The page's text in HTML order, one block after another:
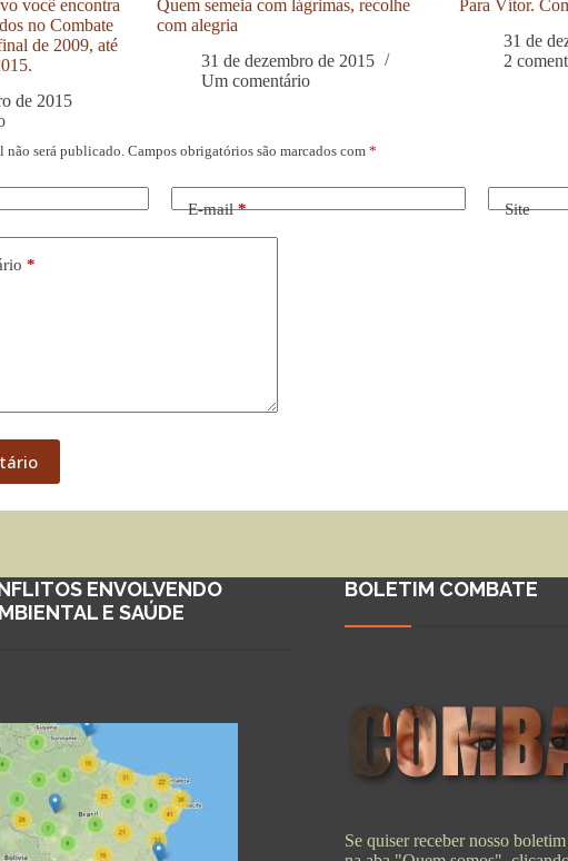
você encontra
no Combate
de 2009, até
de 2015
Quem semeia com lágrimas, recolhe
com alegria
31 de dezembro de 2015
Um comentário
Para Vítor.
31 de
2
não será publicado. Campos obrigatórios são marcados com *
E-mail* Site
*
ENVOLVENDO
E SAÚDE
BOLETIM COMBATE
Se quiser receber nosso